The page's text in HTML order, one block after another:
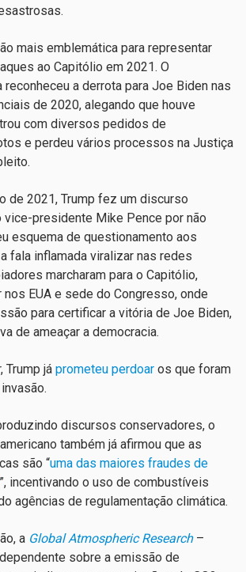
mais emblemática para representar
ao Capitólio em 2021. O
reconheceu a derrota para Joe Biden nas
de 2020, alegando que houve
com diversos pedidos de
e perdeu vários processos na Justiça
de 2021, Trump fez um discurso
vice-presidente Mike Pence por não
esquema de questionamento aos
fala inflamada viralizar nas redes
marcharam para o Capitólio,
EUA e sede do Congresso, onde
para certificar a vitória de Joe Biden,
de ameaçar a democracia.
Trump já prometeu perdoar os que foram
discursos conservadores, o
também já afirmou que as
são “uma das maiores fraudes de
”, incentivando o uso de combustíveis
agências de regulamentação climática.
a Global Atmospheric Research–
sobre a emissão de